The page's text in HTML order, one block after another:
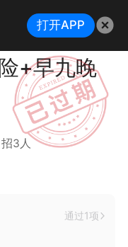
+早九晚
招3人
通过1项
打开APP